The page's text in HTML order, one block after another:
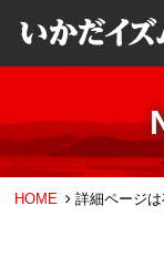
HOME 詳細ページ